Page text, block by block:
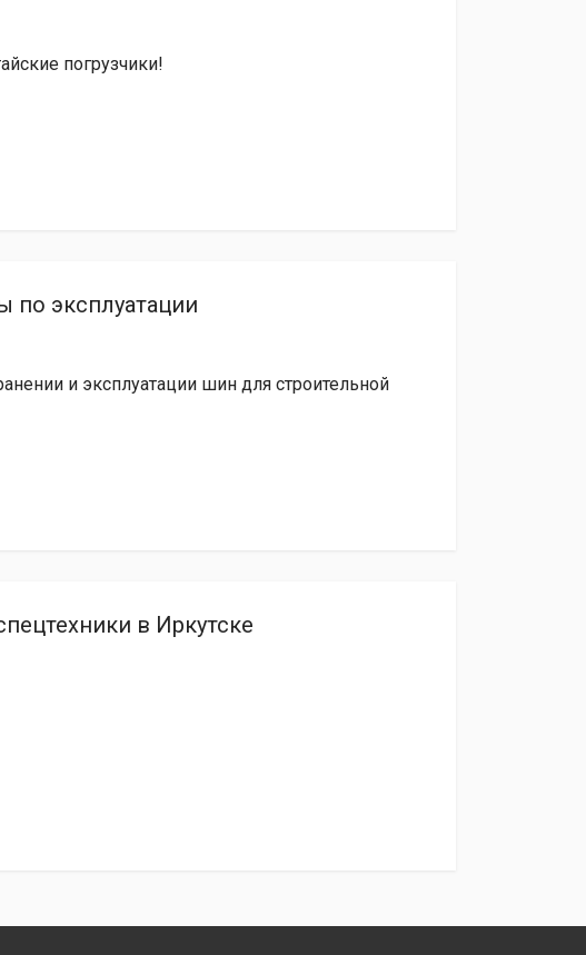
погрузчики!
по эксплуатации
и эксплуатации шин для строительной
в Иркутске